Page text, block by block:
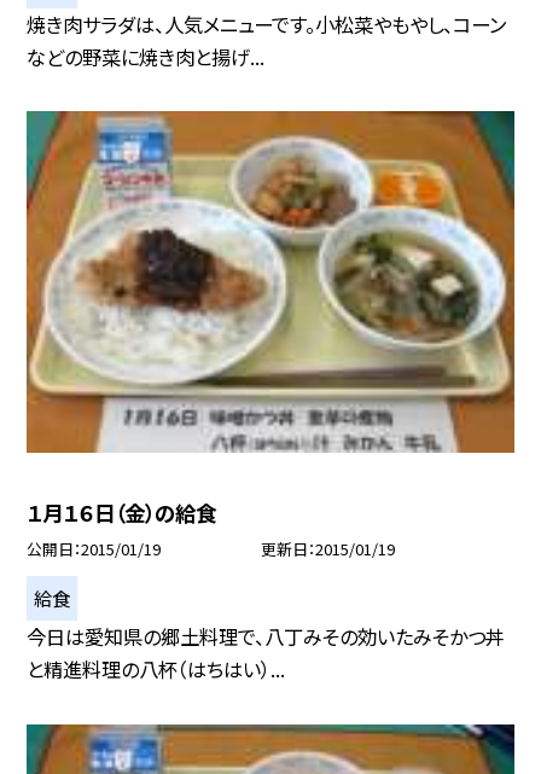
焼き肉サラダは、人気メニューです。小松菜やもやし、コーン
などの野菜に焼き肉と揚げ...
１月１６日（金）の給食
公開日 2015/01/19 更新日 2015/01/19
給食
今日は愛知県の郷土料理で、八丁みその効いたみそかつ丼
と精進料理の八杯（はちはい）...